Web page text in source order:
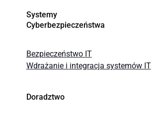
Systemy
Cyberbezpieczeństwa
Bezpieczeństwo IT
Wdrażanie i integracja systemów IT
Doradztwo